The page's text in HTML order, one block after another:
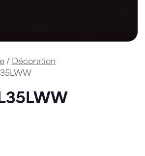
/ Décoration